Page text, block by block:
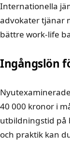
Internationella
advokater tjänar
bättre work-life
Ingångslön
40 000 kronor i
utbildningstid på
och praktik kan